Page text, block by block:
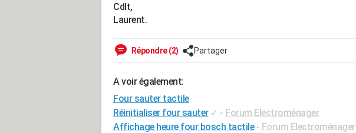
Cdlt,
Laurent.
Répondre (2) Partager
A voir également:
Four sauter tactile
Réinitialiser four sauter ✓ - Forum Electroménager
Affichage heure four bosch tactile - Forum Electroménager